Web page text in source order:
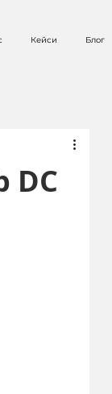
Кейси Блог
DC